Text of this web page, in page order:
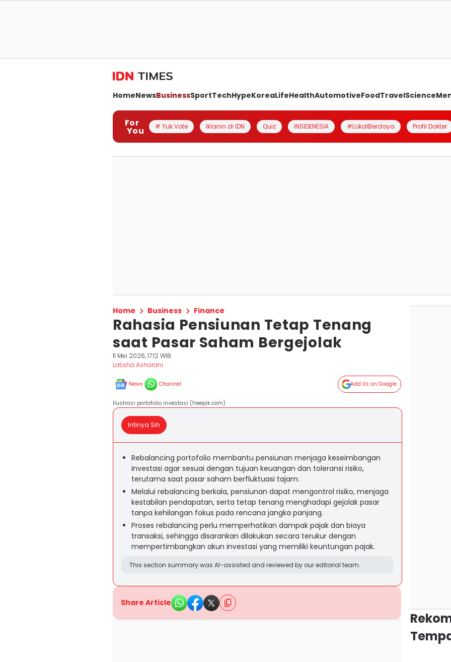
HomeNewsBusinessSportTechHypeKoreaLifeHealthAutomotiveFoodTravelScience
For
You # Yuk Vote Iklanin di IDN Quiz INSIDENESIA #LokalBerdaya Profil Dokter
Home Business Finance
Rahasia Pensiunan Tetap Tenang
saat Pasar Saham Bergejolak
11 Mei 2026, 17:12 WIB
Latisha Asharani
News Channel Add Us on Google
Ilustrasi portofolio investasi (freepik.com)
Intinya Sih
Rebalancing portofolio membantu pensiunan menjaga keseimbangan
investasi agar sesuai dengan tujuan keuangan dan toleransi risiko,
terutama saat pasar saham berfluktuasi tajam.
Melalui rebalancing berkala, pensiunan dapat mengontrol risiko, menjaga
kestabilan pendapatan, serta tetap tenang menghadapi gejolak pasar
tanpa kehilangan fokus pada rencana jangka panjang.
Proses rebalancing perlu memperhatikan dampak pajak dan biaya
transaksi, sehingga disarankan dilakukan secara terukur dengan
mempertimbangkan akun investasi yang memiliki keuntungan pajak.
This section summary was AI-assisted and reviewed by our editorial team.
Share Article